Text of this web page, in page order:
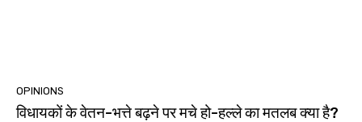
OPINIONS
विधायकों के वेतन-भत्ते बढ़ने पर मचे हो-हल्ले का मतलब क्या है?